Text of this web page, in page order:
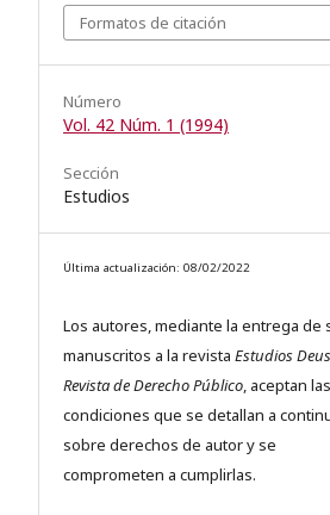
Formatos de citación
Número
Vol. 42 Núm. 1 (1994)
Sección
Estudios
Última actualización: 08/02/2022
Los autores, mediante la entrega de
manuscritos a la revista Estudios
Revista de Derecho Público, aceptan las
condiciones que se detallan a
sobre derechos de autor y se
comprometen a cumplirlas.